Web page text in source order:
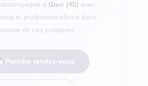
à Gien (45) avec
et professionnalisme dans
de ces pratiques.
Prendre rendez-vous